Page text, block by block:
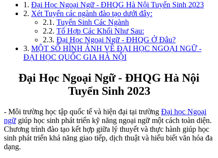
1. Đại Học Ngoại Ngữ - ĐHQG Hà Nội Tuyển Sinh 2023
2. Xét Tuyển các ngành đào tạo dưới đây:
2.1. Tuyển Sinh Các Ngành
2.2. Tổ Hợp Các Khối Như Sau:
2.3. Đại Học Ngoại Ngữ - ĐHQG Ở Đâu?
3. MỘT SỐ HÌNH ẢNH VỀ ĐẠI HỌC NGOẠI NGỮ -
ĐẠI HỌC QUỐC GIA HÀ NỘI
Đại Học Ngoại Ngữ - ĐHQG Hà Nội
Tuyển Sinh 2023
- Môi trường học tập quốc tế và hiện đại tại trường Đại học Ngoại
ngữ giúp học sinh phát triển kỹ năng ngoại ngữ một cách toàn diện.
Chương trình đào tạo kết hợp giữa lý thuyết và thực hành giúp học
sinh phát triển khả năng giao tiếp, dịch thuật và hiểu biết văn hóa đa
dạng.